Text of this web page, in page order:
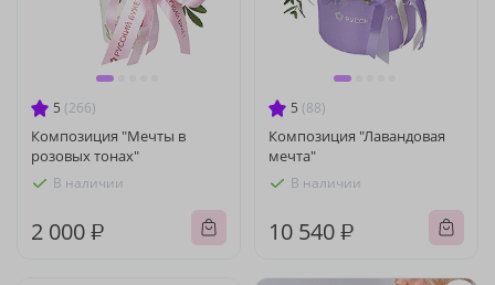
5 (266)
Композиция "Мечты в
розовых тонах"
В наличии
2 000 ₽
5 (88)
Композиция "Лавандовая
мечта"
В наличии
10 540 ₽